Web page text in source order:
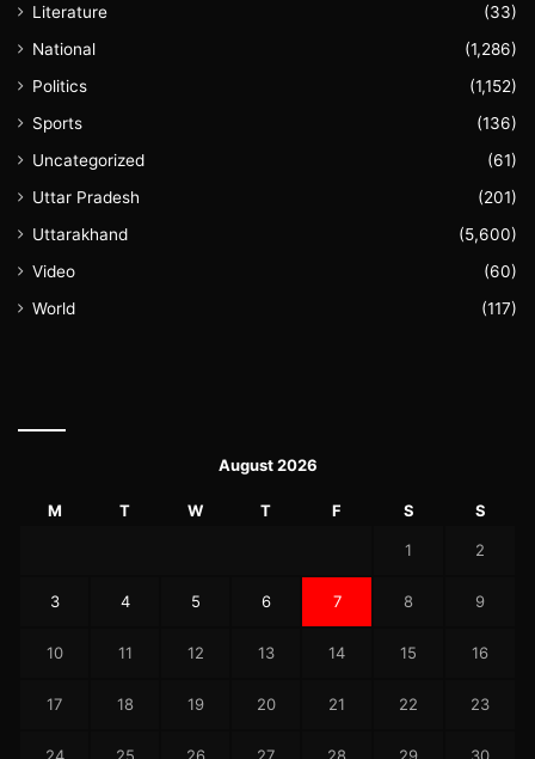
Literature
(33)
National
(1,286)
Politics
(1,152)
Sports
(136)
Uncategorized
(61)
Uttar Pradesh
(201)
Uttarakhand
(5,600)
Video
(60)
World
(117)
August 2026
M T W T F S S
1 2
3 4 5 6 7 8 9
10 11 12 13 14 15 16
17 18 19 20 21 22 23
24 25 26 27 28 29 30